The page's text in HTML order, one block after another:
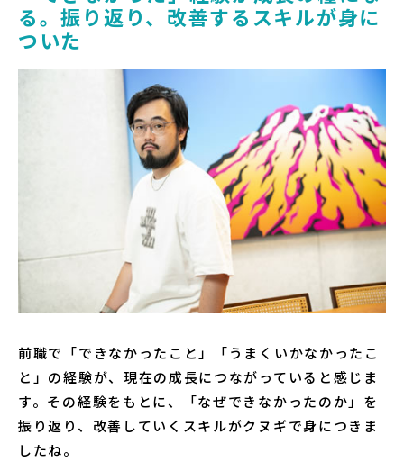
る。振り返り、改善するスキルが身に
ついた
前職で「できなかったこと」「うまくいかなかったこ
と」の経験が、現在の成長につながっていると感じま
す。その経験をもとに、「なぜできなかったのか」を
振り返り、改善していくスキルがクヌギで身につきま
したね。